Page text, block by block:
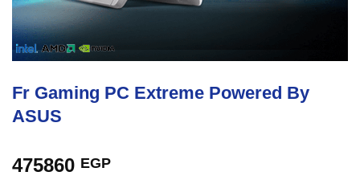
Fr Gaming PC Extreme Powered By
ASUS
475860 EGP